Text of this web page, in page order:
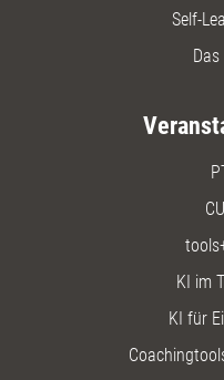
Self-
KI im
KI für